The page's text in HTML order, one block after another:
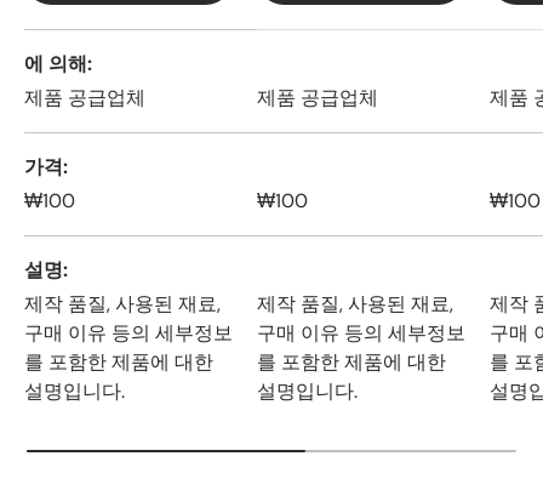
에 의해
제품 공급업체
제품 공급업체 제품
가격
₩100
₩100 ₩100
설명
제작 품질, 사용된 재료,
구매 이유 등의 세부정보
를 포함한 제품에 대한
설명입니다.
제작 품질, 사용된 재료,
구매 이유 등의 세부정보
를 포함한 제품에 대한
설명입니다.
제작
구매
를 포
설명